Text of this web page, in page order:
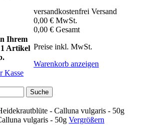
versandkostenfrei Versand
0,00 € MwSt.
0,00 € Gesamt
Preise inkl. MwSt.
Warenkorb anzeigen
Ihrem
Artikel
Kasse
Suche
- Calluna vulgaris - 50g
Vergrößern